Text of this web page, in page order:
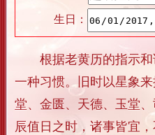
生日：
根据老黄历的指示和
一种习惯。旧时以星象
堂、金匮、天德、玉堂
辰值日之时，诸事皆宜